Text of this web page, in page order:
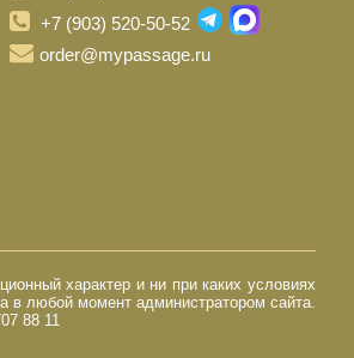
+7 (903) 520-50-52
order@mypassage.ru
характер и ни при каких условиях
в любой момент администратором сайта.
88 11